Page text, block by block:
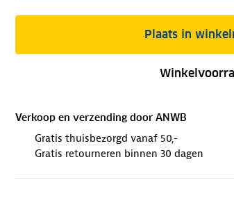
Plaats in
Verkoop en verzending door ANWB
Gratis thuisbezorgd vanaf 50,-
Gratis retourneren binnen 30 dagen